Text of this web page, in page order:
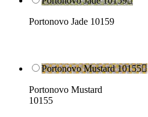
Portonovo Jade 10159
Portonovo Mustard 10155
Portonovo Mustard
10155